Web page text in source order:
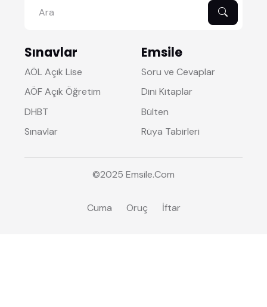
Sınavlar
AÖL Açık Lise
AÖF Açık Öğretim
DHBT
Sınavlar
Emsile
Soru ve Cevaplar
Dini Kitaplar
Bülten
Rüya Tabirleri
©2025 Emsile.Com
Cuma Oruç İftar